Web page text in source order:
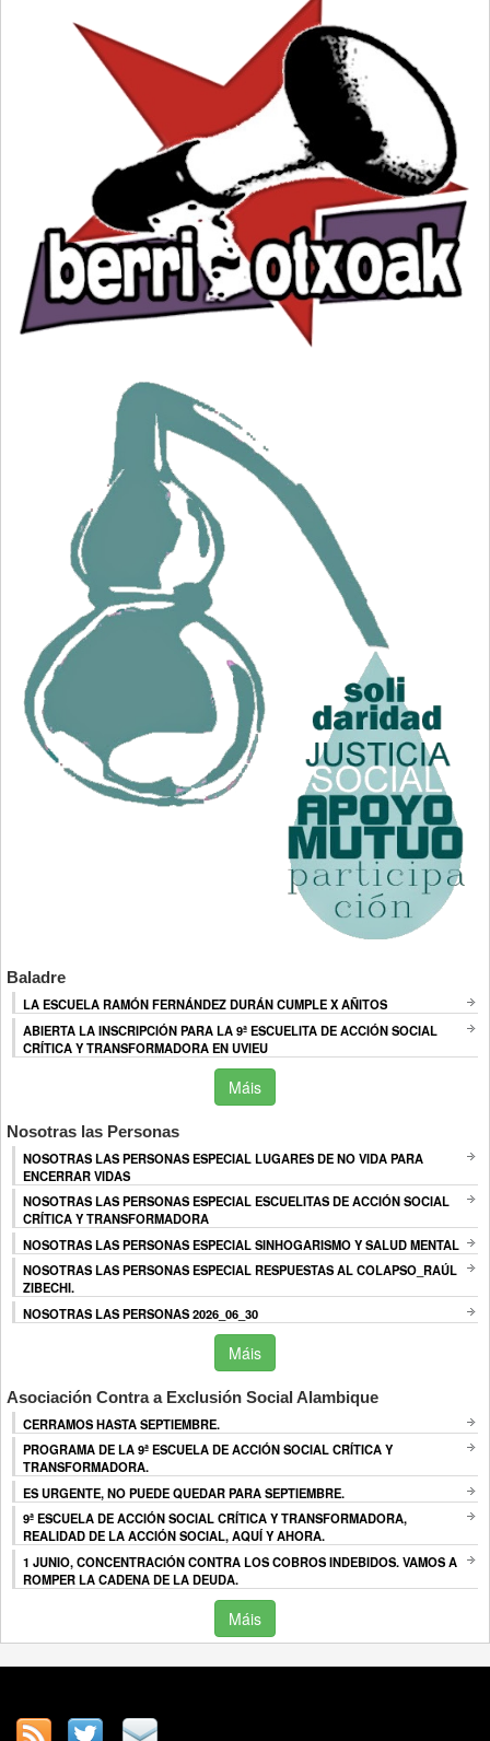
Baladre
LA ESCUELA RAMÓN FERNÁNDEZ DURÁN CUMPLE X AÑITOS
ABIERTA LA INSCRIPCIÓN PARA LA 9ª ESCUELITA DE ACCIÓN SOCIAL
CRÍTICA Y TRANSFORMADORA EN UVIEU
Máis
Nosotras las Personas
NOSOTRAS LAS PERSONAS ESPECIAL LUGARES DE NO VIDA PARA
ENCERRAR VIDAS
NOSOTRAS LAS PERSONAS ESPECIAL ESCUELITAS DE ACCIÓN SOCIAL
CRÍTICA Y TRANSFORMADORA
NOSOTRAS LAS PERSONAS ESPECIAL SINHOGARISMO Y SALUD MENTAL
NOSOTRAS LAS PERSONAS ESPECIAL RESPUESTAS AL COLAPSO_RAÚL
ZIBECHI.
NOSOTRAS LAS PERSONAS 2026_06_30
Máis
Asociación Contra a Exclusión Social Alambique
CERRAMOS HASTA SEPTIEMBRE.
PROGRAMA DE LA 9ª ESCUELA DE ACCIÓN SOCIAL CRÍTICA Y
TRANSFORMADORA.
ES URGENTE, NO PUEDE QUEDAR PARA SEPTIEMBRE.
9ª ESCUELA DE ACCIÓN SOCIAL CRÍTICA Y TRANSFORMADORA,
REALIDAD DE LA ACCIÓN SOCIAL, AQUÍ Y AHORA.
1 JUNIO, CONCENTRACIÓN CONTRA LOS COBROS INDEBIDOS. VAMOS A
ROMPER LA CADENA DE LA DEUDA.
Máis